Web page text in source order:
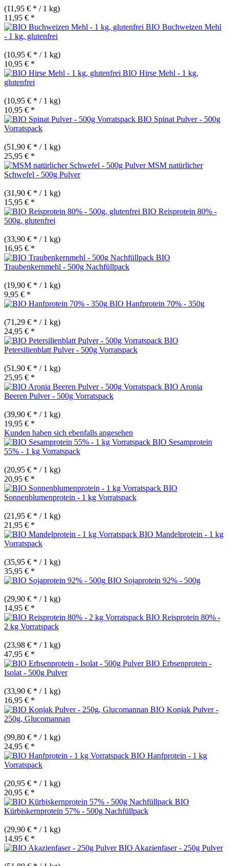
(11,95 € * / 1 kg)
11,95 € *
BIO Buchweizen Mehl
- 1 kg, glutenfrei
(10,95 € * / 1 kg)
10,95 € *
BIO Hirse Mehl - 1 kg,
glutenfrei
(10,95 € * / 1 kg)
10,95 € *
BIO Spinat Pulver - 500g
Vorratspack
(51,90 € * / 1 kg)
25,95 € *
MSM natürlicher
Schwefel - 500g Pulver
(31,90 € * / 1 kg)
15,95 € *
BIO Reisprotein 80% -
500g, glutenfrei
(33,90 € * / 1 kg)
16,95 € *
BIO
Traubenkernmehl - 500g Nachfüllpack
(19,90 € * / 1 kg)
9,95 € *
BIO Hanfprotein 70% - 350g
(71,29 € * / 1 kg)
24,95 € *
BIO
Petersilienblatt Pulver - 500g Vorratspack
(51,90 € * / 1 kg)
25,95 € *
BIO Aronia
Beeren Pulver - 500g Vorratspack
(39,90 € * / 1 kg)
19,95 € *
Kunden haben sich ebenfalls angesehen
BIO Sesamprotein
55% - 1 kg Vorratspack
(20,95 € * / 1 kg)
20,95 € *
BIO
Sonnenblumenprotein - 1 kg Vorratspack
(21,95 € * / 1 kg)
21,95 € *
BIO Mandelprotein - 1 kg
Vorratspack
(35,95 € * / 1 kg)
35,95 € *
BIO Sojaprotein 92% - 500g
(29,90 € * / 1 kg)
14,95 € *
BIO Reisprotein 80% -
2 kg Vorratspack
(23,98 € * / 1 kg)
47,95 € *
BIO Erbsenprotein -
Isolat - 500g Pulver
(33,90 € * / 1 kg)
16,95 € *
BIO Konjak Pulver -
250g, Glucomannan
(99,80 € * / 1 kg)
24,95 € *
BIO Hanfprotein - 1 kg
Vorratspack
(20,95 € * / 1 kg)
20,95 € *
BIO
Kürbiskernprotein 57% - 500g Nachfüllpack
(29,90 € * / 1 kg)
14,95 € *
BIO Akazienfaser - 250g Pulver